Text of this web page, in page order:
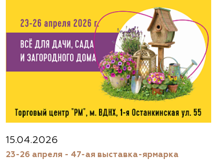
15.04.2026
23-26 апреля - 47-ая выставка-ярмарка